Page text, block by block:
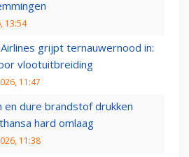
13:54
grijpt ternauwernood in:
vlootuitbreiding
11:47
en dure brandstof drukken
hard omlaag
11:38